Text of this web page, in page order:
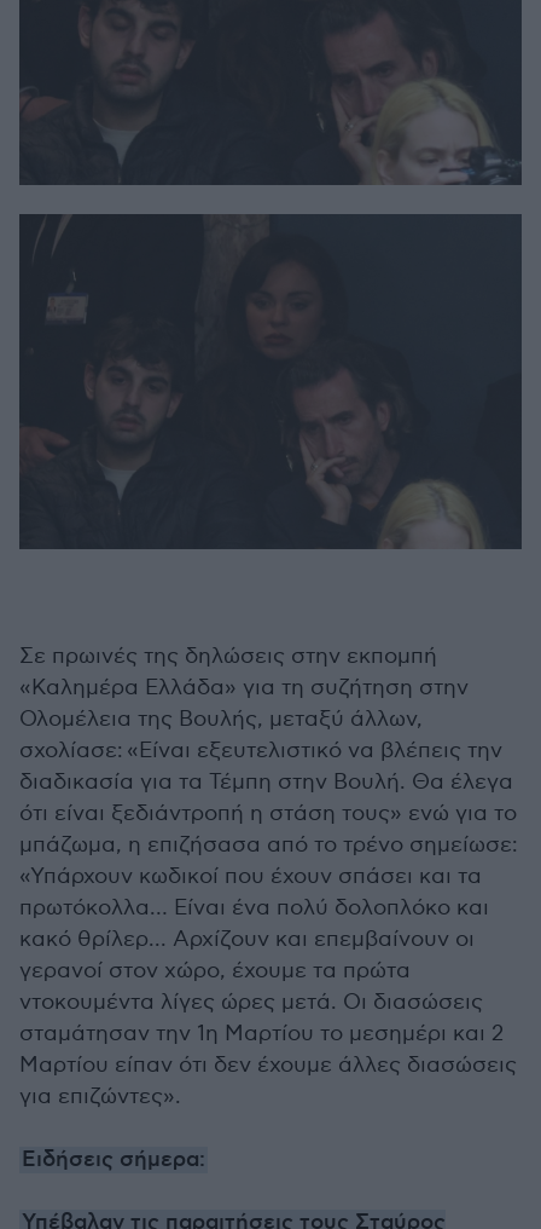
Σε πρωινές της δηλώσεις στην εκπομπή
«Καλημέρα Ελλάδα» για τη συζήτηση στην
Ολομέλεια της Βουλής, μεταξύ άλλων,
σχολίασε: «Είναι εξευτελιστικό να βλέπεις την
διαδικασία για τα Τέμπη στην Βουλή. Θα έλεγα
ότι είναι ξεδιάντροπή η στάση τους» ενώ για το
μπάζωμα, η επιζήσασα από το τρένο σημείωσε:
«Υπάρχουν κωδικοί που έχουν σπάσει και τα
πρωτόκολλα… Είναι ένα πολύ δολοπλόκο και
κακό θρίλερ... Αρχίζουν και επεμβαίνουν οι
γερανοί στον χώρο, έχουμε τα πρώτα
ντοκουμέντα λίγες ώρες μετά. Οι διασώσεις
σταμάτησαν την 1η Μαρτίου το μεσημέρι και 2
Μαρτίου είπαν ότι δεν έχουμε άλλες διασώσεις
για επιζώντες».
Ειδήσεις σήμερα:
Υπέβαλαν τις παραιτήσεις τους Σταύρος